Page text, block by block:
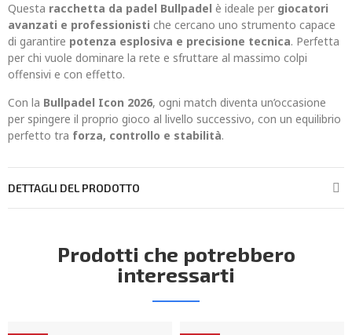
Questa racchetta da padel Bullpadel è ideale per giocatori
avanzati e professionisti che cercano uno strumento capace
di garantire potenza esplosiva e precisione tecnica. Perfetta
per chi vuole dominare la rete e sfruttare al massimo colpi
offensivi e con effetto.
Con la Bullpadel Icon 2026, ogni match diventa un’occasione
per spingere il proprio gioco al livello successivo, con un equilibrio
perfetto tra forza, controllo e stabilità.
DETTAGLI DEL PRODOTTO
Prodotti che potrebbero
interessarti